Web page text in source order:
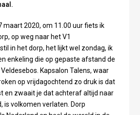
maart 2020, om 11.00 uur fiets ik
op weg naar het V1
in het dorp, het lijkt wel zondag, ik
enkeling die op gepaste afstand de
Kapsalon Talens, waar
op vrijdagochtend zo druk is dat
en zwaait je dat achteraf altijd naar
is volkomen verlaten. Dorp